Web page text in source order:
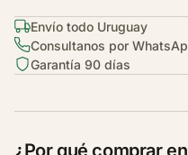
n
t
i
a
Envío todo Uruguay
Consultanos por
Garantía 90 días
¿Por qué comprar